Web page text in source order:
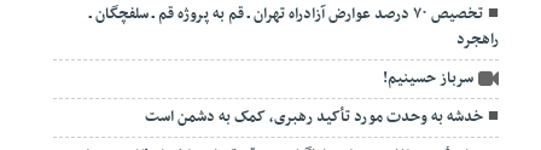
تخصیص ۷۰ درصد عوارض آزادراه تهران ـ قم به پروژه قم ـ سلفچگان ـ
راهجرد
سرباز حسینیم!
خدشه به وحدت مورد تأکید رهبری، کمک به دشمن است